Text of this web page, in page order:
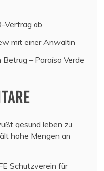
Vertrag ab
mit einer Anwältin
– Paraíso Verde
gesund leben zu
hohe Mengen an
Schutzverein für